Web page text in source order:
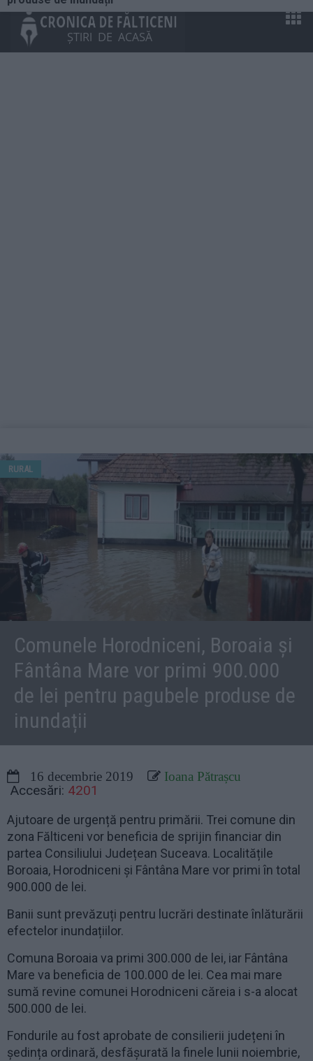
RURAL
Comunele Horodniceni, Boroaia și
Fântâna Mare vor primi 900.000
de lei pentru pagubele produse de
inundații
16 decembrie 2019 Ioana Pătrașcu
Accesări: 4201
Ajutoare de urgență pentru primării. Trei comune din
zona Fălticeni vor beneficia de sprijin financiar din
partea Consiliului Județean Suceava. Localitățile
Boroaia, Horodniceni și Fântâna Mare vor primi în total
900.000 de lei.
Banii sunt prevăzuți pentru lucrări destinate înlăturării
efectelor inundațiilor.
Comuna Boroaia va primi 300.000 de lei, iar Fântâna
Mare va beneficia de 100.000 de lei. Cea mai mare
sumă revine comunei Horodniceni căreia i s-a alocat
500.000 de lei.
Fondurile au fost aprobate de consilierii județeni în
ședința ordinară, desfășurată la finele lunii noiembrie,